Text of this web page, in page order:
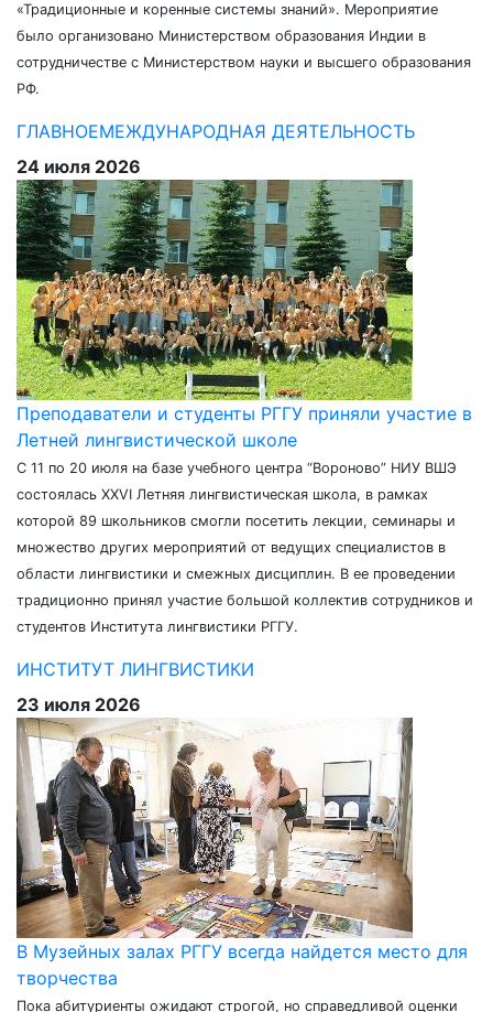
«Традиционные и коренные системы знаний». Мероприятие
было организовано Министерством образования Индии в
сотрудничестве с Министерством науки и высшего образования
РФ.
ГЛАВНОЕМЕЖДУНАРОДНАЯ ДЕЯТЕЛЬНОСТЬ
24 июля 2026
Преподаватели и студенты РГГУ приняли участие в
Летней лингвистической школе
С 11 по 20 июля на базе учебного центра “Вороново” НИУ ВШЭ
состоялась XXVI Летняя лингвистическая школа, в рамках
которой 89 школьников смогли посетить лекции, семинары и
множество других мероприятий от ведущих специалистов в
области лингвистики и смежных дисциплин. В ее проведении
традиционно принял участие большой коллектив сотрудников и
студентов Института лингвистики РГГУ.
ИНСТИТУТ ЛИНГВИСТИКИ
23 июля 2026
В Музейных залах РГГУ всегда найдется место для
творчества
Пока абитуриенты ожидают строгой, но справедливой оценки